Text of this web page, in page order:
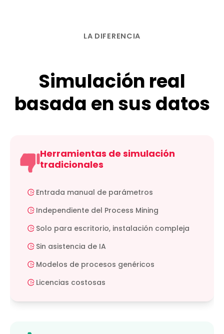
LA DIFERENCIA
Simulación real
basada en sus datos
Herramientas de simulación
tradicionales
Entrada manual de parámetros
Independiente del Process Mining
Solo para escritorio, instalación compleja
Sin asistencia de IA
Modelos de procesos genéricos
Licencias costosas